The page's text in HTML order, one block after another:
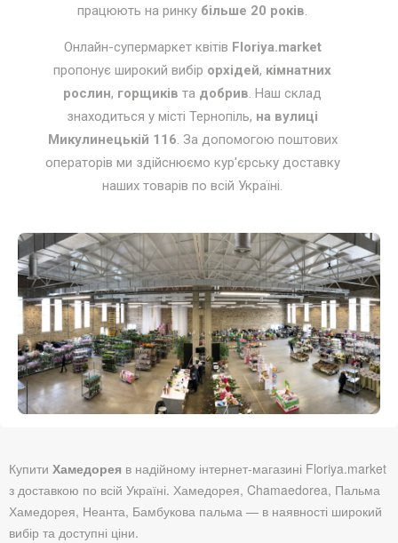
працюють на ринку більше 20 років.
Онлайн-супермаркет квітів Floriya.market
пропонує широкий вибір орхідей, кімнатних
рослин, горщиків та добрив. Наш склад
знаходиться у місті Тернопіль, на вулиці
Микулинецькій 116. За допомогою поштових
операторів ми здійснюємо кур'єрську доставку
наших товарів по всій Україні.
Купити Хамедорея в надійному інтернет-магазині Floriya.market
з доставкою по всій Україні. Хамедорея, Chamaedorea, Пальма
Хамедорея, Неанта, Бамбукова пальма — в наявності широкий
вибір та доступні ціни.